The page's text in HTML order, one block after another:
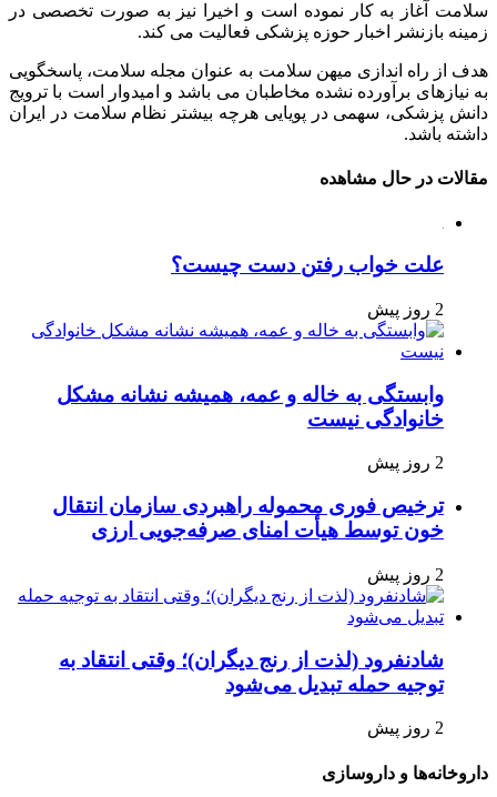
سلامت آغاز به کار نموده است و اخیرا نیز به صورت تخصصی در
زمینه بازنشر اخبار حوزه پزشکی فعالیت می کند.
هدف از راه اندازی میهن سلامت به عنوان مجله سلامت، پاسخگویی
به نیازهای برآورده نشده مخاطبان می باشد و امیدوار است با ترویج
دانش پزشکی، سهمی در پویایی هرچه بیشتر نظام سلامت در ایران
داشته باشد.
مقالات در حال مشاهده
علت خواب رفتن دست چیست؟
2 روز پیش
وابستگی به خاله و عمه، همیشه نشانه مشکل
خانوادگی نیست
2 روز پیش
ترخیص فوری محموله راهبردی سازمان انتقال
خون توسط هیأت امنای صرفه‌جویی ارزی
2 روز پیش
شادنفرود (لذت از رنج دیگران)؛ وقتی انتقاد به
توجیه حمله تبدیل می‌شود
2 روز پیش
داروخانه‌ها و داروسازی